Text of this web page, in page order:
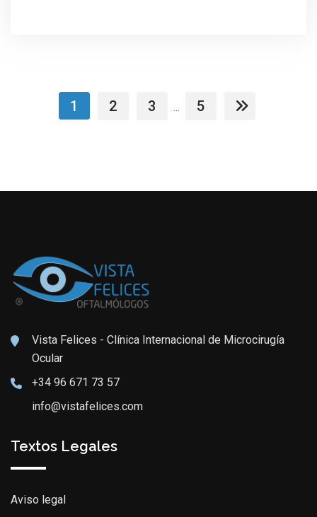
1 2 3 5
Vista Felices - Clínica Internacional de Microcirugía
Ocular
+34 96 671 73 57
info@vistafelices.com
Textos Legales
Aviso legal